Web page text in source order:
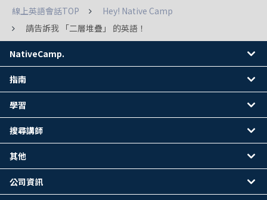
線上英語會話TOP
Hey! Native Camp
請告訴我 「二層堆疊」 的英語！
NativeCamp.
指南
學習
搜尋講師
其他
公司資訊